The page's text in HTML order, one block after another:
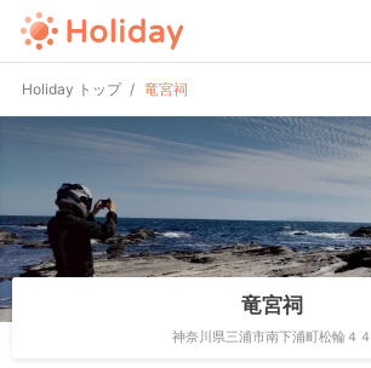
Holiday トップ 竜宮祠
竜宮祠
神奈川県三浦市南下浦町松輪４４